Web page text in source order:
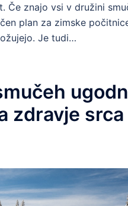
Če znajo vsi v družini
plan za zimske
Je tudi…
zdravje